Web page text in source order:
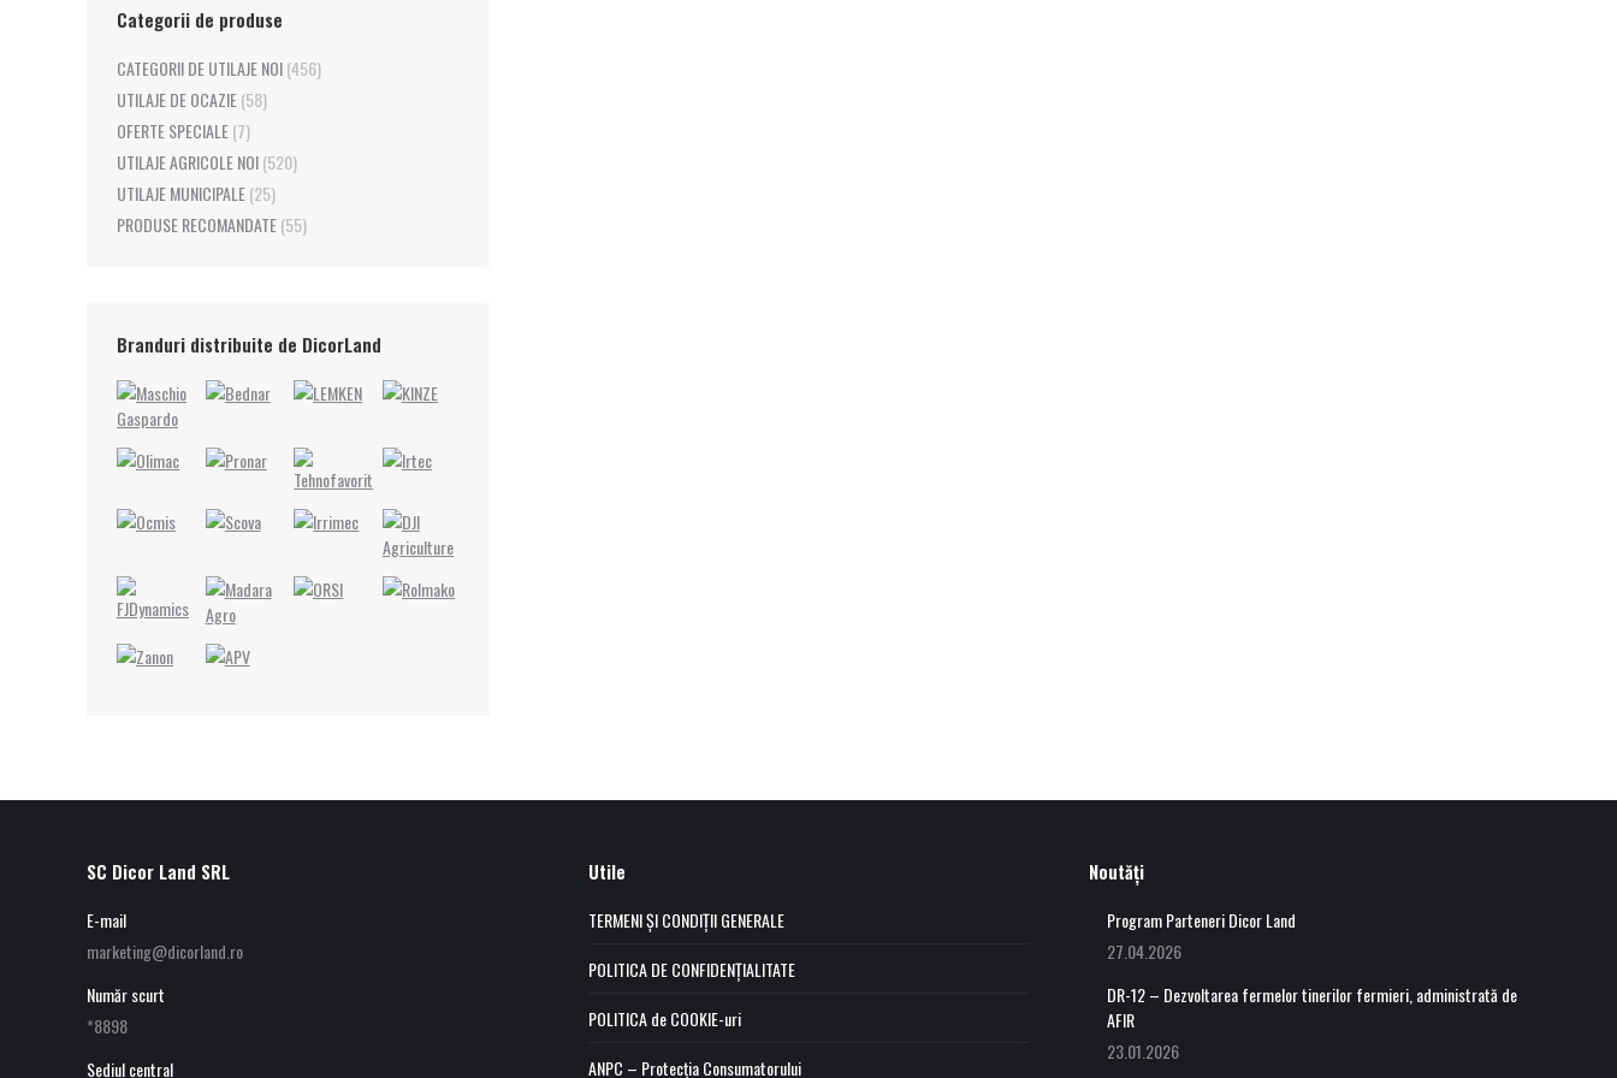
Categorii de produse
CATEGORII DE UTILAJE NOI(456)
UTILAJE DE OCAZIE(58)
OFERTE SPECIALE(7)
UTILAJE AGRICOLE NOI(520)
UTILAJE MUNICIPALE(25)
PRODUSE RECOMANDATE(55)
Branduri distribuite de DicorLand
SC Dicor Land SRL
E-mail
marketing@dicorland.ro
Număr scurt
*8898
Sediul central
Utile
TERMENI ȘI CONDIȚII GENERALE
POLITICA DE CONFIDENȚIALITATE
POLITICA de COOKIE-uri
ANPC – Protecția Consumatorului
Noutăți
Program Parteneri Dicor Land
27.04.2026
DR-12 – Dezvoltarea fermelor tinerilor fermieri, administrată de
AFIR
23.01.2026